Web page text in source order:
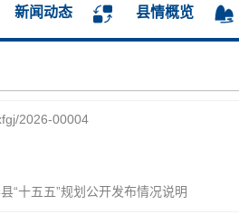
新闻动态 县情概览
2026-00004
十五五”规划公开发布情况说明